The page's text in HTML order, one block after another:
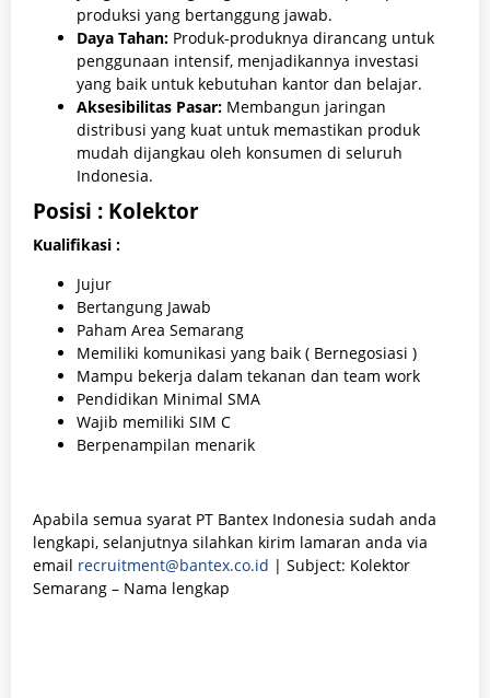
produksi yang bertanggung jawab.
Daya Tahan: Produk-produknya dirancang untuk
penggunaan intensif, menjadikannya investasi
yang baik untuk kebutuhan kantor dan belajar.
Aksesibilitas Pasar: Membangun jaringan
distribusi yang kuat untuk memastikan produk
mudah dijangkau oleh konsumen di seluruh
Indonesia.
Posisi : Kolektor
Kualifikasi :
Jujur
Bertangung Jawab
Paham Area Semarang
Memiliki komunikasi yang baik ( Bernegosiasi )
Mampu bekerja dalam tekanan dan team work
Pendidikan Minimal SMA
Wajib memiliki SIM C
Berpenampilan menarik
Apabila semua syarat PT Bantex Indonesia sudah anda
lengkapi, selanjutnya silahkan kirim lamaran anda via
email recruitment@bantex.co.id | Subject: Kolektor
Semarang – Nama lengkap